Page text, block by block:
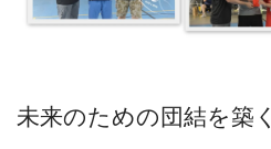
未来のための団結を築く